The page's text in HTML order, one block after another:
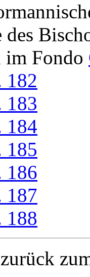
des
im Fondo
182
183
184
185
186
187
188
zurück